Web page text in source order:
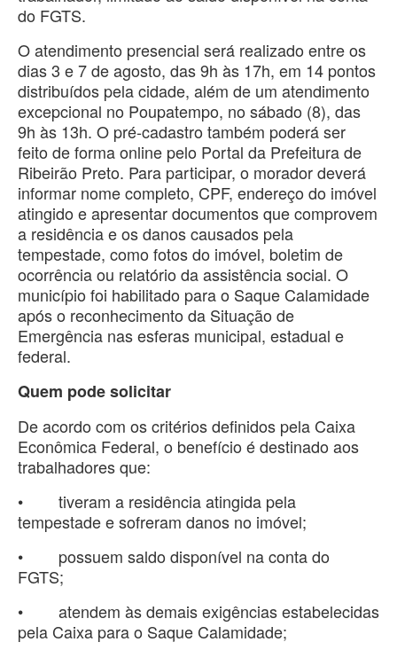
do FGTS.
O atendimento presencial será realizado entre os
dias 3 e 7 de agosto, das 9h às 17h, em 14 pontos
distribuídos pela cidade, além de um atendimento
excepcional no Poupatempo, no sábado (8), das
9h às 13h. O pré-cadastro também poderá ser
feito de forma online pelo Portal da Prefeitura de
Ribeirão Preto. Para participar, o morador deverá
informar nome completo, CPF, endereço do imóvel
atingido e apresentar documentos que comprovem
a residência e os danos causados pela
tempestade, como fotos do imóvel, boletim de
ocorrência ou relatório da assistência social. O
município foi habilitado para o Saque Calamidade
após o reconhecimento da Situação de
Emergência nas esferas municipal, estadual e
federal.
Quem pode solicitar
De acordo com os critérios definidos pela Caixa
Econômica Federal, o benefício é destinado aos
trabalhadores que:
• tiveram a residência atingida pela
tempestade e sofreram danos no imóvel;
• possuem saldo disponível na conta do
FGTS;
• atendem às demais exigências estabelecidas
pela Caixa para o Saque Calamidade;